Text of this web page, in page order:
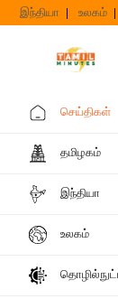
Skip
to
இந்தியா உலகம்
செய்திகள்
தமிழகம்
இந்தியா
உலகம்